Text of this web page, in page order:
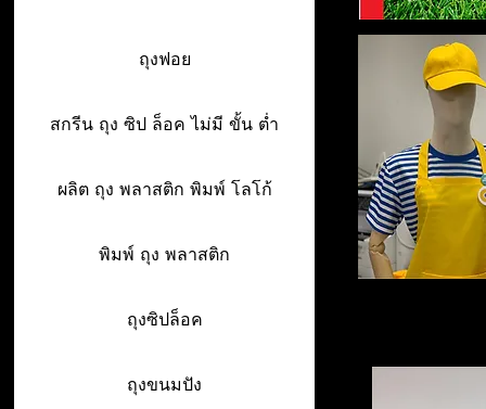
ถุงฟอย
สกรีน ถุง ซิป ล็อค ไม่มี ขั้น ต่ำ
ผลิต ถุง พลาสติก พิมพ์ โลโก้
พิมพ์ ถุง พลาสติก
ถุงซิปล็อค
ถุงขนมปัง